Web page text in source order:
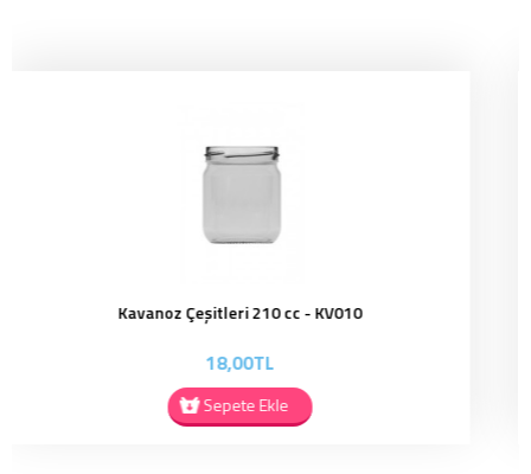
Kavanoz Çeşitleri ( Yumurta ) 210 cc - KV012
18,00TL
Sepete Ekle